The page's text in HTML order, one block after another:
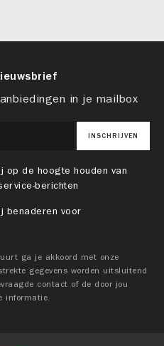
in je mailbox
INSCHRIJVEN
op de hoogte houden van
berichten
benaderen voor
ga je akkoord met onze
gegevens worden uitsluitend
contact of de door jou
informatie.